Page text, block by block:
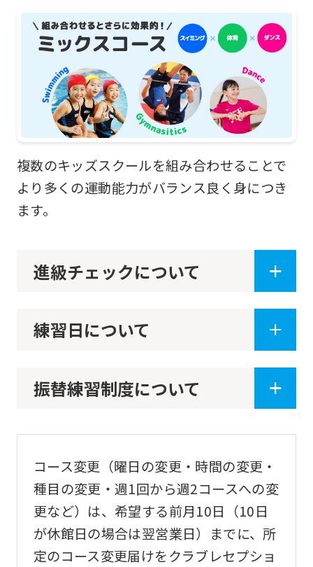
複数のキッズスクールを組み合わせることで
より多くの運動能力がバランス良く身につき
ます。
進級チェックについて
練習日について
振替練習制度について
コース変更（曜日の変更・時間の変更・
種目の変更・週1回から週2コースへの変
更など）は、希望する前月10日（10日
が休館日の場合は翌営業日）までに、所
定のコース変更届けをクラブレセプショ
this
before
using
the
service.